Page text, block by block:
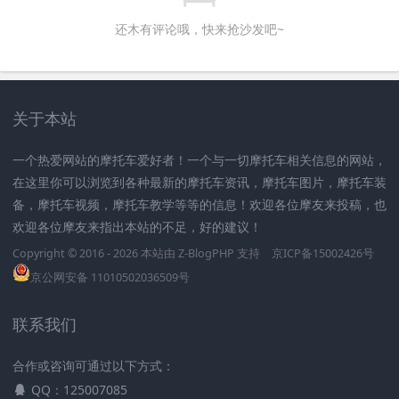
还木有评论哦，快来抢沙发吧~
关于本站
一个热爱网站的摩托车爱好者！一个与一切摩托车相关信息的网站，
在这里你可以浏览到各种最新的摩托车资讯，摩托车图片，摩托车装
备，摩托车视频，摩托车教学等等的信息！欢迎各位摩友来投稿，也
欢迎各位摩友来指出本站的不足，好的建议！
Copyright © 2016 - 2026 本站由 Z-BlogPHP 支持
京ICP备15002426号
京公网安备 11010502036509号
联系我们
合作或咨询可通过以下方式：
QQ：125007085